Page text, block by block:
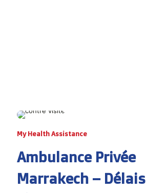
My Health Assistance
Ambulance Privée
Marrakech – Délais